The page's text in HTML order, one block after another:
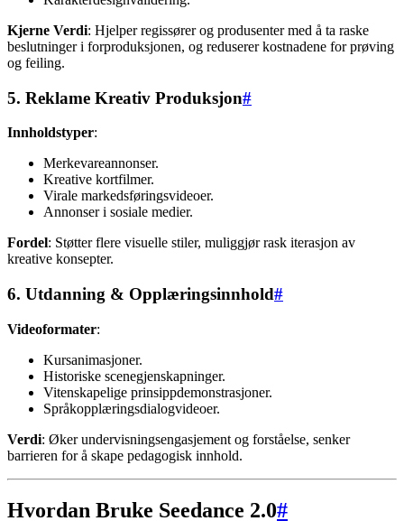
Kjerne Verdi: Hjelper regissører og produsenter med å ta raske
beslutninger i forproduksjonen, og reduserer kostnadene for prøving
og feiling.
5. Reklame Kreativ Produksjon#
Innholdstyper:
Merkevareannonser.
Kreative kortfilmer.
Virale markedsføringsvideoer.
Annonser i sosiale medier.
Fordel: Støtter flere visuelle stiler, muliggjør rask iterasjon av
kreative konsepter.
6. Utdanning & Opplæringsinnhold#
Videoformater:
Kursanimasjoner.
Historiske scenegjenskapninger.
Vitenskapelige prinsippdemonstrasjoner.
Språkopplæringsdialogvideoer.
Verdi: Øker undervisningsengasjement og forståelse, senker
barrieren for å skape pedagogisk innhold.
Hvordan Bruke Seedance 2.0#